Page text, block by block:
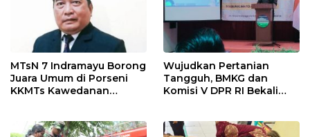
MTsN 7 Indramayu Borong
Juara Umum di Porseni
KKMTs Kawedanan
Wujudkan Pertanian
Tangguh, BMKG dan
Komisi V DPR RI Bekali